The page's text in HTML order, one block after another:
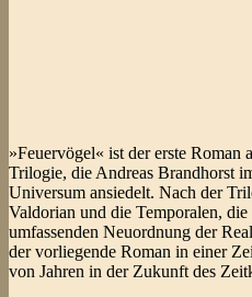
»Feuervögel« ist der erste Roman
Trilogie, die Andreas Brandhorst
Universum ansiedelt. Nach der
Valdorian und die Temporalen, die
umfassenden Neuordnung der
der vorliegende Roman in einer
von Jahren in der Zukunft des